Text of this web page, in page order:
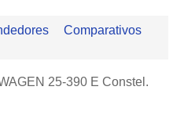
Comparativos
25-390 E Constel.